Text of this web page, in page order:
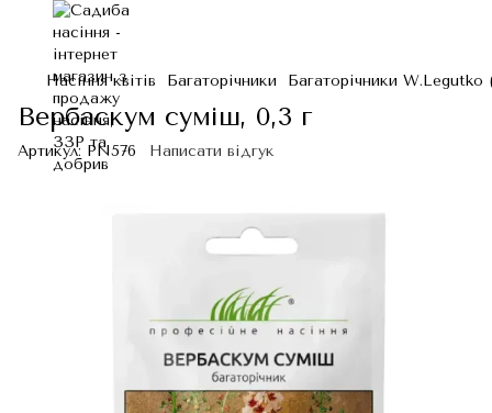
Насіння квітів Багаторічники Багаторічники
Вербаскум суміш, 0,3 г
Артикул: PN576 Написати відгук